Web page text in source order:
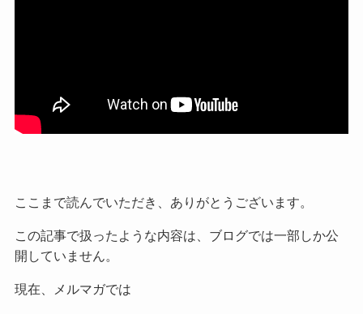
ここまで読んでいただき、ありがとうございます。
この記事で扱ったような内容は、ブログでは一部しか公
開していません。
現在、メルマガでは